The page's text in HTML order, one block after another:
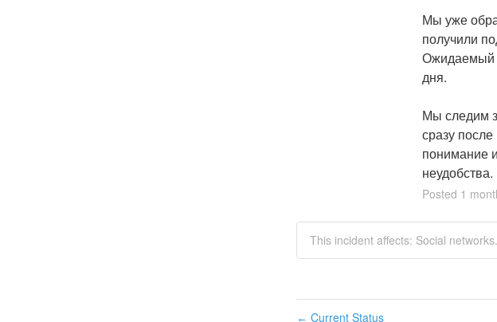
Мы уже
получили
Ожидаемый
дня.
Мы следим
сразу
понимание
неудобства.
Posted 1
This incident affects: Social networks.
← Current Status